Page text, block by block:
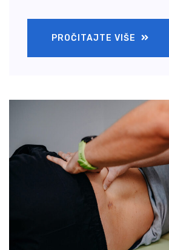
PROČITAJTE VIŠE